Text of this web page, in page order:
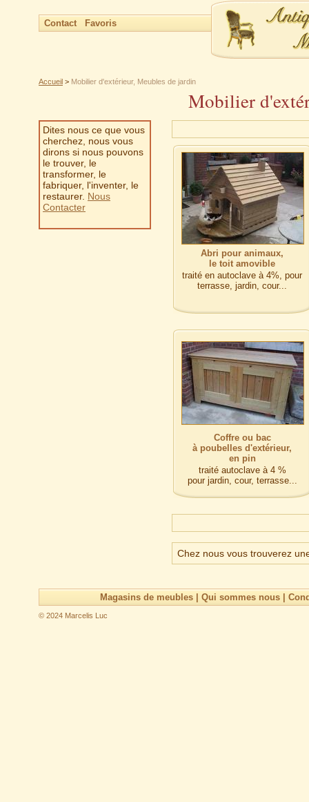
Contact Favoris
Accueil > Mobilier d'extérieur, Meubles de jardin
Mobilier
Dites nous ce que vous
cherchez, nous vous
dirons si nous pouvons
le trouver, le
transformer, le
fabriquer, l'inventer, le
restaurer. Nous
Contacter
Abri pour animaux,
le toit amovible
traité en autoclave à 4%, pour
terrasse, jardin, cour...
Coffre ou bac
à poubelles d'extérieur,
en pin
traité autoclave à 4 %
pour jardin, cour, terrasse...
Chez nous vous trouverez
Magasins de meubles| Qui sommes nous|
© 2024 Marcelis Luc